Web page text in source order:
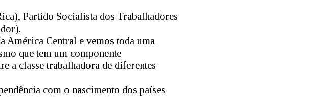
Partido Socialista dos Trabalhadores
América Central e vemos toda uma
que tem um componente
a classe trabalhadora de diferentes
com o nascimento dos países